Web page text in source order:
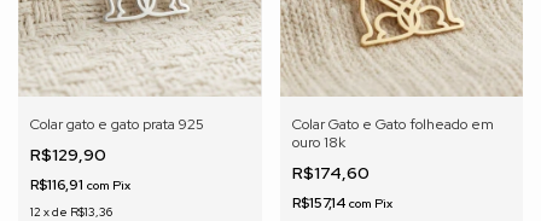
Colar gato e gato prata 925
R$129,90
R$116,91 com Pix
12 xde R$13,36
Colar Gato e Gato folheado em
ouro 18k
R$174,60
R$157,14 com Pix